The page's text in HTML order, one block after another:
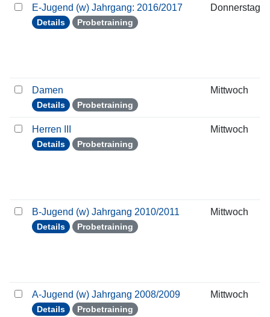
E-Jugend (w) Jahrgang: 2016/2017
Details Probetraining
Donnerstag
Damen
Details Probetraining
Mittwoch
Herren III
Details Probetraining
Mittwoch
B-Jugend (w) Jahrgang 2010/2011
Details Probetraining
Mittwoch
A-Jugend (w) Jahrgang 2008/2009
Details Probetraining
Mittwoch